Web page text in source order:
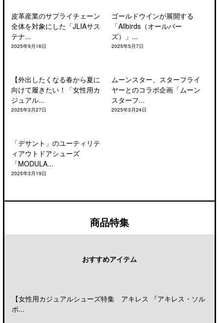
皮革産業のサプライチェーン
全体を対象にした「JLIAサス
テナ...
2025年9月16日
ゴールドウインが展開する
「Allbirds（オールバー
ズ）」...
2025年5月7日
【外出したくなる春から夏に
向けて履きたい！「女性用カ
ジュアル...
2025年3月27日
ムーンスター、スターフライ
ヤーとのコラボ企画「ムーン
スターフ...
2025年3月24日
「デサント」のユーティリテ
ィアウトドアシューズ
「MODULA...
2025年3月19日
商品特集
おすすめアイテム
【女性用カジュアルシューズ特集 アキレス 『アキレス・ソル
ボ...